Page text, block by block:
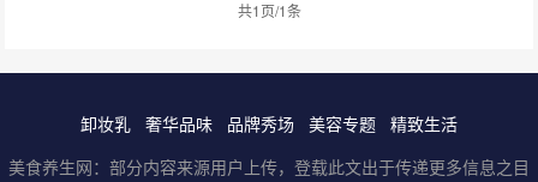
共1页/1条
卸妆乳 奢华品味 品牌秀场 美容专题 精致生活
美食养生网：部分内容来源用户上传，登载此文出于传递更多信息之目